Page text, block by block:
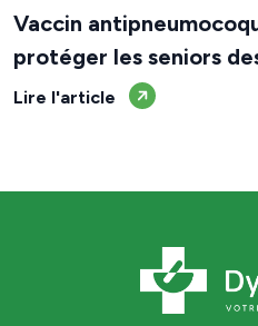
Vaccin
protéger les seniors
Lire l'article